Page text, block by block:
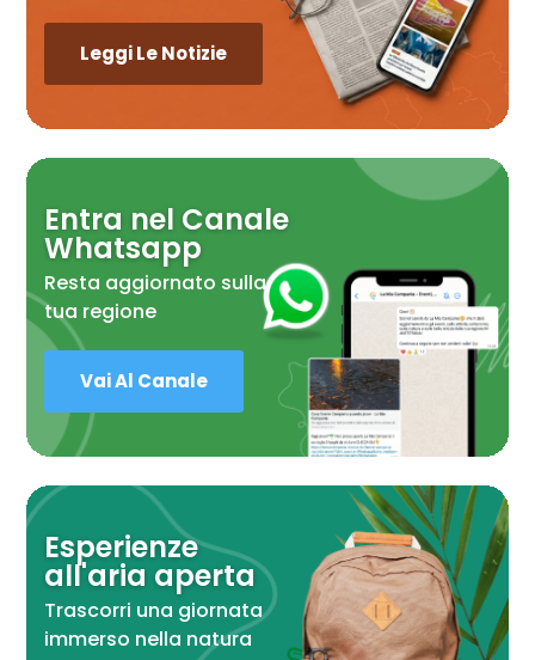
Leggi Le Notizie
Entra nel Canale
Whatsapp
Resta aggiornato sulla
tua regione
Vai Al Canale
Esperienze
all'aria aperta
Trascorri una giornata
immerso nella natura